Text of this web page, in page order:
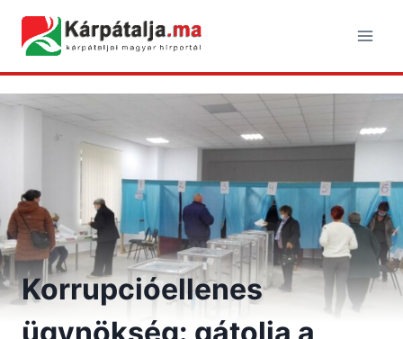
content
Korrupcióellenes
ügynökség: gátolja a